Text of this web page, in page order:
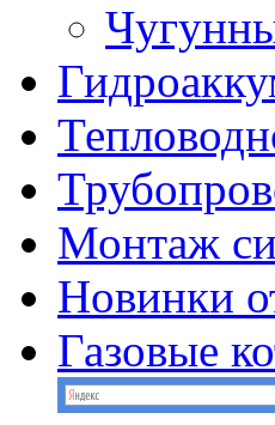
Монтаж
Новинки
Газовые